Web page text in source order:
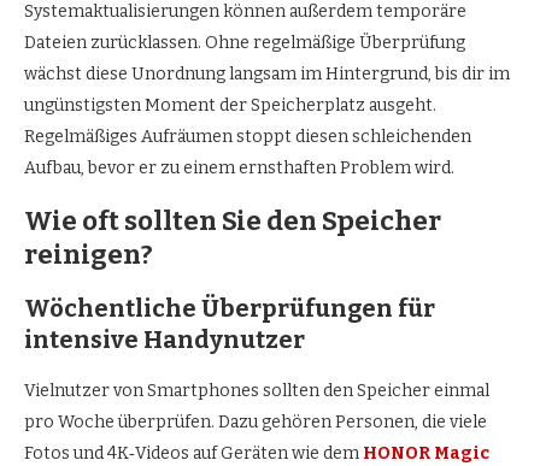
Systemaktualisierungen können außerdem temporäre
Dateien zurücklassen. Ohne regelmäßige Überprüfung
wächst diese Unordnung langsam im Hintergrund, bis dir im
ungünstigsten Moment der Speicherplatz ausgeht.
Regelmäßiges Aufräumen stoppt diesen schleichenden
Aufbau, bevor er zu einem ernsthaften Problem wird.
Wie oft sollten Sie den Speicher
reinigen?
Wöchentliche Überprüfungen für
intensive Handynutzer
Vielnutzer von Smartphones sollten den Speicher einmal
pro Woche überprüfen. Dazu gehören Personen, die viele
Fotos und 4K‑Videos auf Geräten wie dem HONOR Magic